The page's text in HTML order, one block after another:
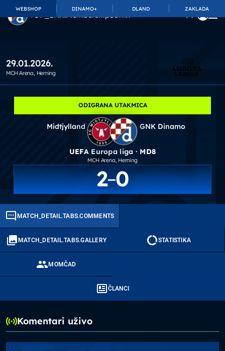
WEBSHOP DINAMO+ DLAND ZAKLADA
TOP_BAR.MembershipSuffix
29.01.2026.
MCH Arena, Herning
ODIGRANA UTAKMICA
Midtjylland GNK Dinamo
UEFA Europa liga · MD8
MCH Arena, Herning
2 0
MATCH_DETAIL.TABS.COMMENTS
MATCH_DETAIL.TABS.GALLERY STATISTIKA
MOMČAD
ČLANCI
Komentari uživo